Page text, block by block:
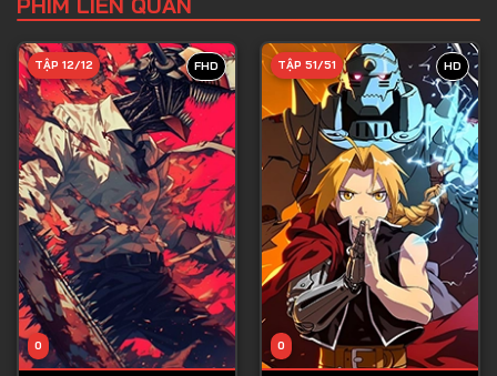
Tập 6
Tập 7
Tập 8
Tập 9
Tập 10
Tập 11
Tập 12
Tập 13
Tập 14
Tập 15
FHD
0
TẬP 12/12 HD
0
TẬP 51/51